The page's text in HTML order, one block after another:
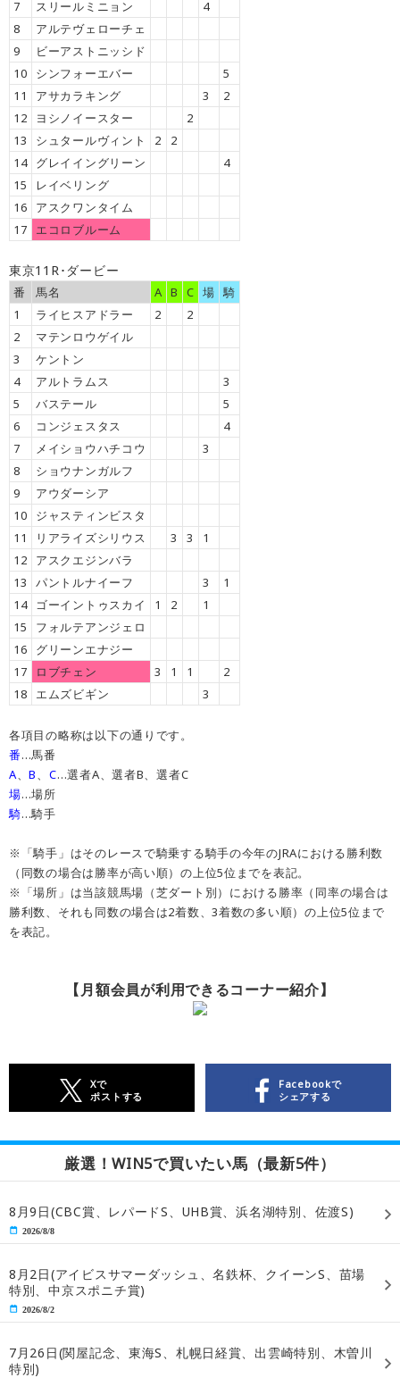
7 スリールミニョン
4
8
アルテヴェローチェ
9
ビーアストニッシド
10
シンフォーエバー
5
11
アサカラキング 3
2
12
ヨシノイースター
2
13
シュタールヴィント 2
2
14 グレイイングリーン
4
15
レイベリング
16
アスクワンタイム
17
エコロブルーム
東京11R･ダービー
番 馬名 A B C 場 騎
1
ライヒスアドラー 2
2
2
マテンロウゲイル
3
ケントン
4
アルトラムス
3
5
バステール
5
6
コンジェスタス
4
7
メイショウハチコウ
3
8
ショウナンガルフ
9
アウダーシア
10
ジャスティンビスタ
11
リアライズシリウス 3 3
1
12
アスクエジンバラ
13
パントルナイーフ 3
1
14 ゴーイントゥスカイ 1 2
1
15
フォルテアンジェロ
16
グリーンエナジー
17
ロブチェン 3 1 1
2
18
エムズビギン 3
各項目の略称は以下の通りです。
番…馬番
A、B、 C…選者A、選者B、選者C
場…場所
騎…騎手
※「騎手」はそのレースで騎乗する騎手の今年のJRAにおける勝利数
（同数の場合は勝率が高い順）の上位5位までを表記。
※「場所」は当該競馬場（芝ダート別）における勝率（同率の場合は
勝利数、それも同数の場合は2着数、3着数の多い順）の上位5位まで
を表記。
【月額会員が利用できるコーナー紹介】
Xで
ポストする
Facebookで
シェアする
厳選！WIN5で買いたい馬（最新5件）
8月9日(CBC賞、レパードS、UHB賞、浜名湖特別、佐渡S)
2026/8/8
8月2日(アイビスサマーダッシュ、名鉄杯、クイーンS、苗場
特別、中京スポニチ賞)
2026/8/2
7月26日(関屋記念、東海S、札幌日経賞、出雲崎特別、木曽川
特別)